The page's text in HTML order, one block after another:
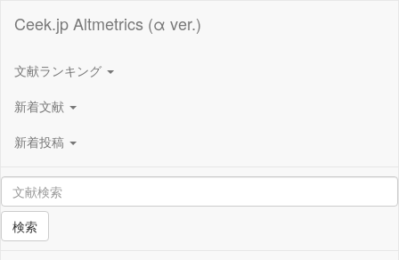
Ceek.jp Altmetrics (α ver.)
文献ランキング
新着文献
新着投稿
検索